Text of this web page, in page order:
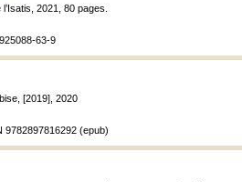
l’Isatis, 2021, 80 pages.
63-9
[2019], 2020
9782897816292 (epub)